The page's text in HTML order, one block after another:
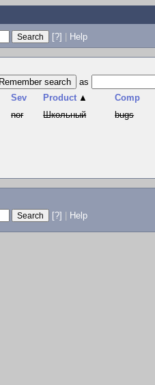
[?] | Help
as
Sev Product ▲ Comp
nor Школьный bugs
[?] Help